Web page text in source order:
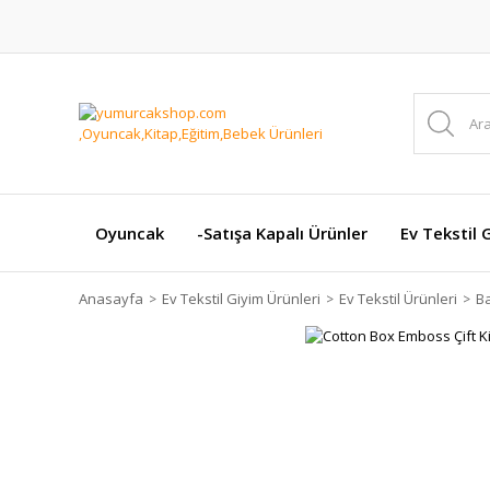
Oyuncak -Satışa Kapalı Ürünler Ev Tekstil
Anasayfa Ev Tekstil Giyim Ürünleri Ev Tekstil Ürünleri